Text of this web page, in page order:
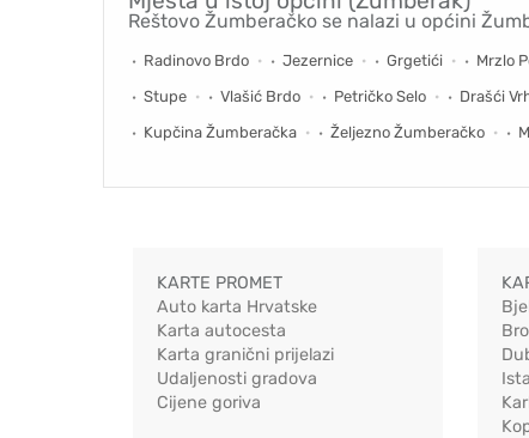
Reštovo Žumberačko se nalazi u općini
Radinovo Brdo Jezernice Grgetići Mrzlo
Stupe
Vlašić Brdo Petričko Selo Drašći
Kupčina Žumberačka
Željezno Žumberačko
KARTE PROMET
Auto karta Hrvatske
Karta autocesta
Karta granični prijelazi
Udaljenosti gradova
Cijene goriva